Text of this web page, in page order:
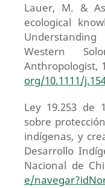
Lauer, M. &
ecological
Western
Anthropologist,
org/10.1111/
Ley 19.253 de
sobre
indígenas, y
Desarrollo
Nacional de
e/